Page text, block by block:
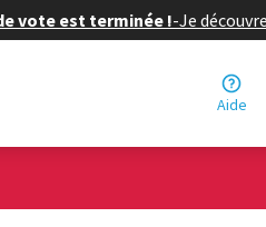
vote est terminée !-Je
Aide